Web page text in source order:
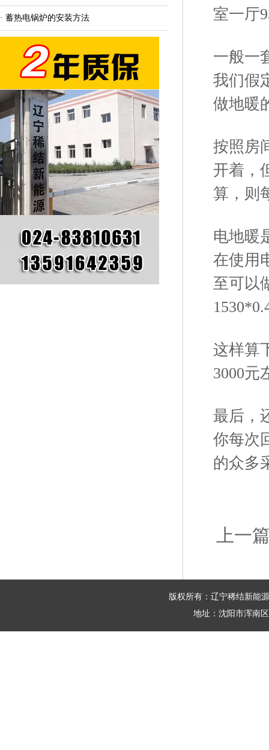
室一厅
一般一
我们假
做地暖
按照房
开着，
算，则
电地暖
在使用
至可以
这样算
3000元
最后，
你每次
的众多
上一
· 蓄热电锅炉的安装方法
版权所有：辽宁稀结新能
地址：沈阳市浑南